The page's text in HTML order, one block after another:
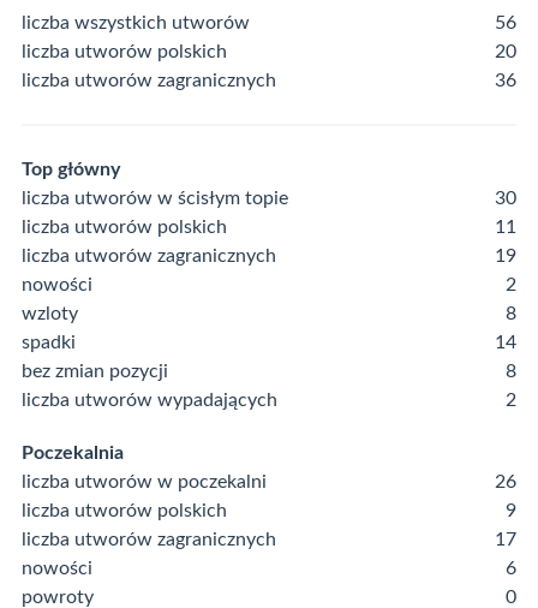
liczba wszystkich utworów
56
liczba utworów polskich
20
liczba utworów zagranicznych
36
Top główny
liczba utworów w ścisłym topie
30
liczba utworów polskich
11
liczba utworów zagranicznych
19
nowości
2
wzloty
8
spadki
14
bez zmian pozycji
8
liczba utworów wypadających
2
Poczekalnia
liczba utworów w poczekalni
26
liczba utworów polskich
9
liczba utworów zagranicznych
17
nowości
6
powroty
0